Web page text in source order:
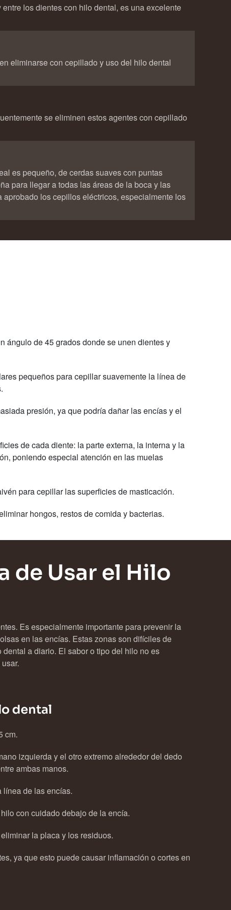
los dientes con hilo dental, es una excelente
eliminarse con cepillado y uso del hilo dental
se eliminen estos agentes con cepillado
es pequeño, de cerdas suaves con puntas
para llegar a todas las áreas de la boca y las
los cepillos eléctricos, especialmente los
ángulo de 45 grados donde se unen dientes y
pequeños para cepillar suavemente la línea de
presión, ya que podría dañar las encías y el
de cada diente: la parte externa, la interna y la
poniendo especial atención en las muelas
para cepillar las superficies de masticación.
hongos, restos de comida y bacterias.
de Usar el Hilo
Es especialmente importante para prevenir la
en las encías. Estas zonas son difíciles de
a diario. El sabor o tipo del hilo no es
dental
cm.
izquierda y el otro extremo alrededor del dedo
ambas manos.
de las encías.
con cuidado debajo de la encía.
la placa y los residuos.
ya que esto puede causar inflamación o cortes en